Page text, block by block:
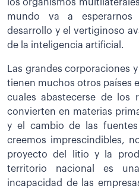
los organismos
mundo va a
desarrollo y el vertiginoso
de la inteligencia artificial.
Las grandes corporaciones
tienen muchos otros países
cuales abastecerse de los
convierten en materias
y el cambio de las
creemos imprescindibles,
proyecto del litio y la
territorio nacional es
incapacidad de las